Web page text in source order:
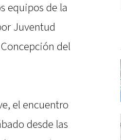
equipos de la
Juventud
del
el encuentro
desde las